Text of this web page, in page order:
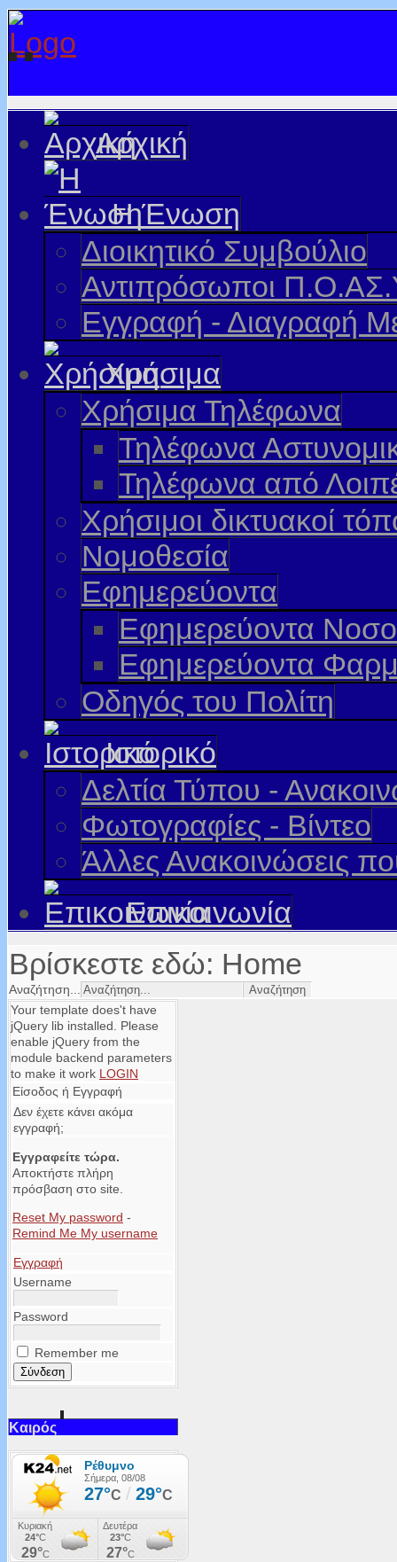
Αρχική
Η Ένωση
Διοικητικό Συμβούλιο
Αντιπρόσωποι
Εγγραφή - Διαγραφή
Χρήσιμα
Χρήσιμα Τηλέφωνα
Τηλέφωνα
Τηλέφωνα από
Χρήσιμοι δικτυακοί
Νομοθεσία
Εφημερεύοντα
Εφημερεύοντα
Εφημερεύοντα
Οδηγός του Πολίτη
Ιστορικό
Δελτία Τύπου -
Φωτογραφίες - Βίντεο
Άλλες Ανακοινώσεις
Επικοινωνία
Βρίσκεστε εδώ: Home
Αναζήτηση...
Your template does't have
jQuery lib installed. Please
enable jQuery from the
module backend parameters
to make it work LOGIN
Είσοδος ή Εγγραφή
Δεν έχετε κάνει ακόμα
εγγραφή;
Εγγραφείτε τώρα.
Αποκτήστε πλήρη
πρόσβαση στο site.
Reset My password -
Remind Me My username
Εγγραφή
Username
Password
Remember me
Καιρός